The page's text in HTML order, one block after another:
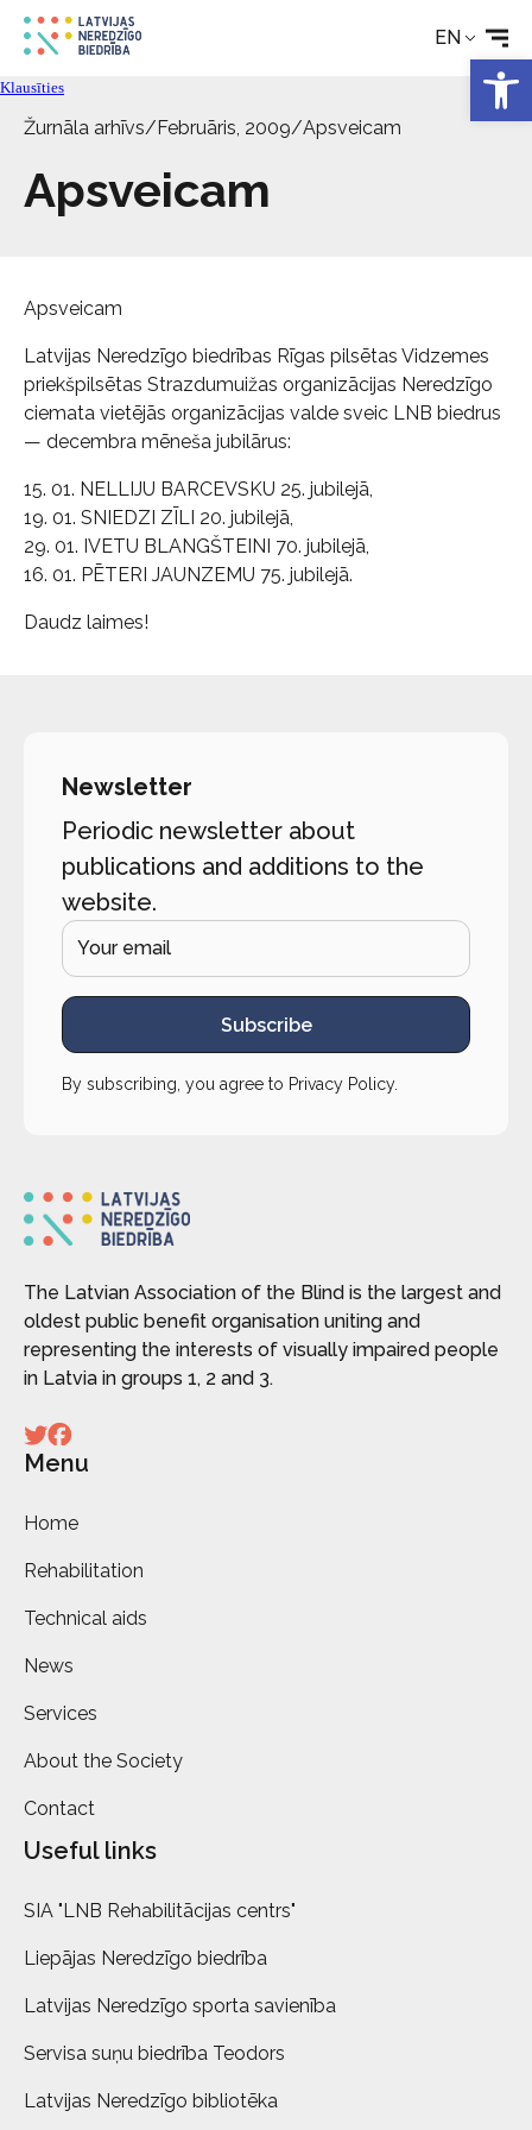
EN
Rehabilitation
Technical aids
News
About the Society
Contact
Klausīties
Žurnāla arhīvs/Februāris, 2009/Apsveicam
Apsveicam
Apsveicam
Latvijas Neredzīgo biedrības Rīgas pilsētas Vidzemes
priekšpilsētas Strazdumuižas organizācijas Neredzīgo
ciemata vietējās organizācijas valde sveic LNB biedrus
— decembra mēneša jubilārus:
15. 01. NELLIJU BARCEVSKU 25. jubilejā,
19. 01. SNIEDZI ZĪLI 20. jubilejā,
29. 01. IVETU BLANGŠTEINI 70. jubilejā,
16. 01. PĒTERI JAUNZEMU 75. jubilejā.
Daudz laimes!
Newsletter
Periodic newsletter about
publications and additions to the
website.
Subscribe
By subscribing, you agree to Privacy Policy.
The Latvian Association of the Blind is the largest and
oldest public benefit organisation uniting and
representing the interests of visually impaired people
in Latvia in groups 1, 2 and 3.
Menu
Home
Rehabilitation
Technical aids
News
Services
About the Society
Contact
Useful links
SIA "LNB Rehabilitācijas centrs"
Liepājas Neredzīgo biedrība
Latvijas Neredzīgo sporta savienība
Servisa suņu biedrība Teodors
Latvijas Neredzīgo bibliotēka